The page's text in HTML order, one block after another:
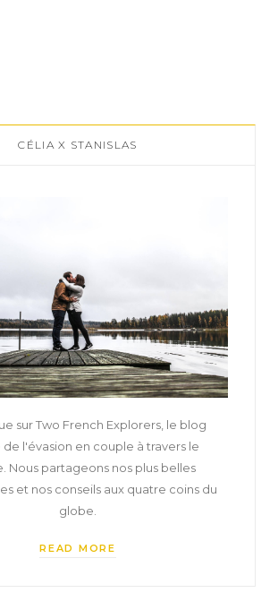
CÉLIA X STANISLAS
sur Two French Explorers, le blog
l'évasion en couple à travers le
Nous partageons nos plus belles
et nos conseils aux quatre coins du
globe.
READ MORE